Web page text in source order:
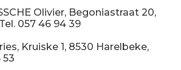
Olivier, Begoniastraat 20,
057 46 94 39
Kruiske 1, 8530 Harelbeke,
53